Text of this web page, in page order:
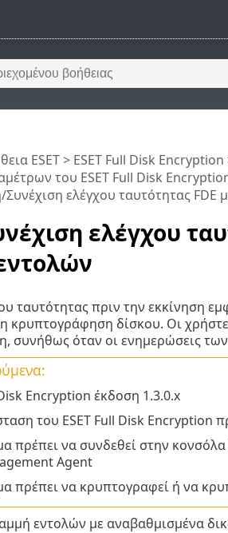
ελέγχου
ESET> ESET Full Disk Encryption
του ESET Full Disk
ελέγχου ταυτότητας FDE
ταυτότητας πριν την εκκίνηση
κρυπτογράφηση δίσκου. Οι
συνήθως όταν οι ενημερώσεις
Encryption έκδοση 1.3.0.x
του ESET Full Disk Encryption
πρέπει να συνδεθεί στην κονσόλα
Agent
πρέπει να κρυπτογραφεί ή να
εντολών με αναβαθμισμένα